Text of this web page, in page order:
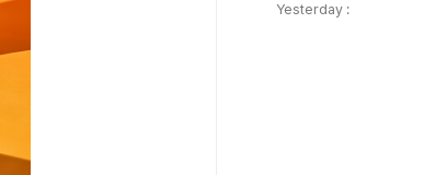
Yesterday :